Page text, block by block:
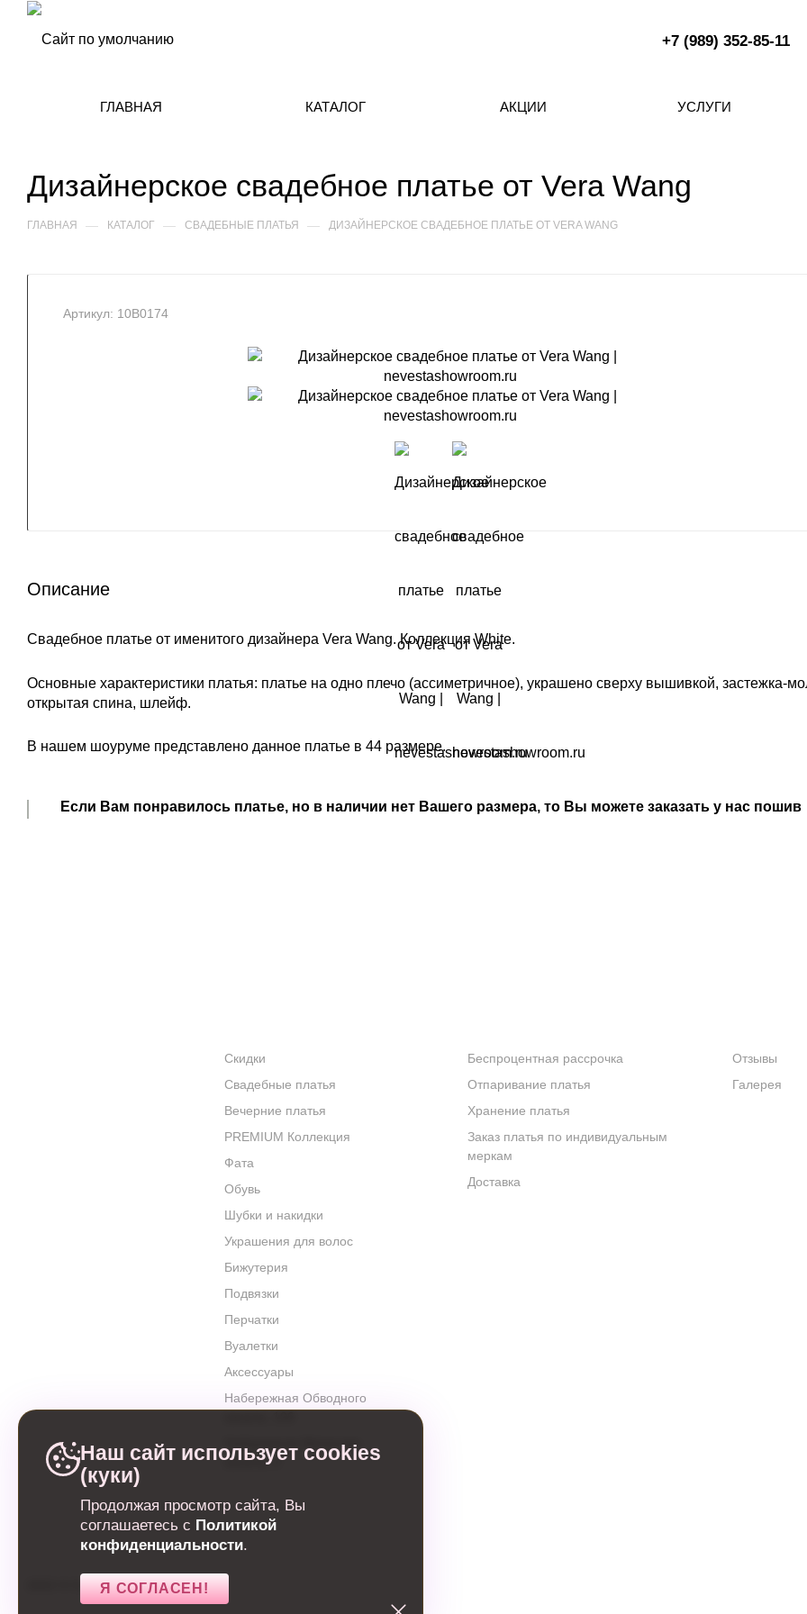
+7 (989) 352-85-11
ГЛАВНАЯ КАТАЛОГ АКЦИИ УСЛУГИ
Дизайнерское свадебное платье от Vera Wang
ГЛАВНАЯ — КАТАЛОГ — СВАДЕБНЫЕ ПЛАТЬЯ — ДИЗАЙНЕРСКОЕ СВАДЕБНОЕ ПЛАТЬЕ ОТ VERA WANG
Артикул: 10В0174
Описание
Свадебное платье от именитого дизайнера Vera Wang. Коллекция White.
Основные характеристики платья: платье на одно плечо (ассиметричное), украшено сверху вышивкой, застежка-
открытая спина, шлейф.
В нашем шоуруме представлено данное платье в 44 размере.
Если Вам понравилось платье, но в наличии нет Вашего размера, то Вы можете заказать у нас пошив
Скидки
Свадебные платья
Вечерние платья
PREMIUM Коллекция
Фата
Обувь
Шубки и накидки
Украшения для волос
Бижутерия
Подвязки
Перчатки
Вуалетки
Аксессуары
Набережная Обводного
Набережная Матисова
канала, 3
Беспроцентная рассрочка
Отпаривание платья
Хранение платья
Заказ платья по индивидуальным
меркам
Доставка
Отзывы
Галерея
Свадебный салон
Наш сайт использует cookies
(куки)
Продолжая просмотр сайта, Вы
соглашаетесь с Политикой
конфиденциальности.
Я СОГЛАСЕН!